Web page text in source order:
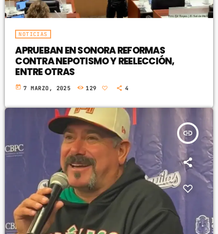
NOTICIAS
APRUEBAN EN SONORA REFORMAS
CONTRA NEPOTISMO Y REELECCIÓN,
ENTRE OTRAS
today 7 MARZO, 2025 129 4
insert_link